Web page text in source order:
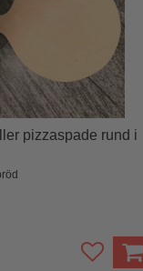
pizzaspade rund i